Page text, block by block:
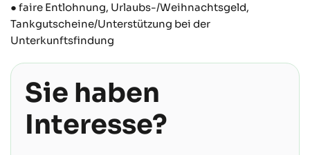
● faire Entlohnung, Urlaubs-/Weihnachtsgeld,
Tankgutscheine/Unterstützung bei der
Unterkunftsfindung
Sie haben
Interesse?